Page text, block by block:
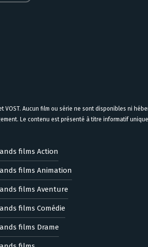
Aucun film ou série ne sont disponibles ni
Le contenu est présenté à titre informatif
films Action
films Animation
films Aventure
films Comédie
films Drame